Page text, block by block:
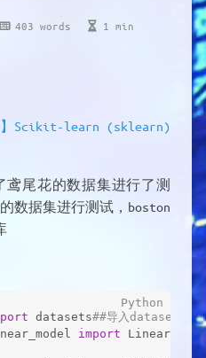
403 words 1 min
】Scikit-learn (sklearn)
尾花的数据集进行了测
数据集进行测试，boston
datasets##导入datasets
import